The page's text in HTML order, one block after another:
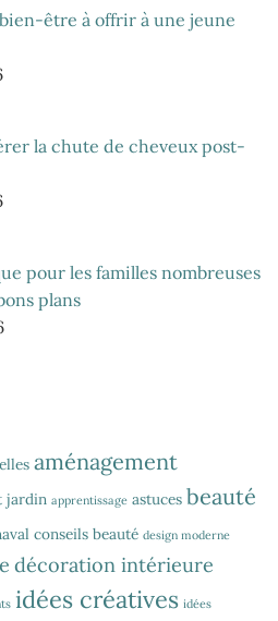
être à offrir à une jeune
la chute de cheveux post-
pour les familles nombreuses
plans
aménagement
jardin apprentissage astuces beauté
conseils beauté design moderne
décoration intérieure
idées créatives idées